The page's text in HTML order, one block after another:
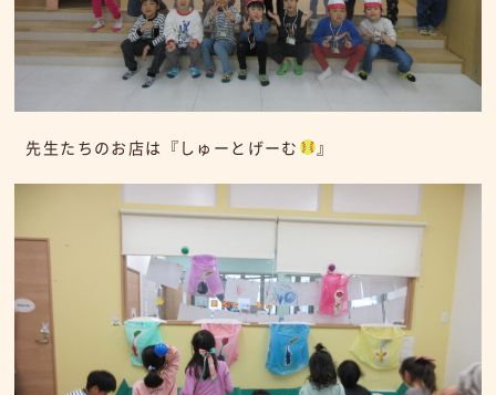
先生たちのお店は『しゅーとげーむ 』